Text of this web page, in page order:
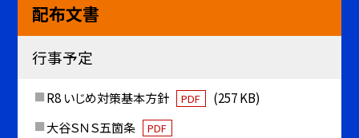
配布文書
行事予定
R8 いじめ対策基本方針 PDF
(257 KB)
大谷ＳＮＳ五箇条
PDF